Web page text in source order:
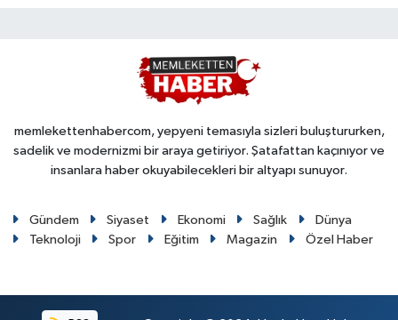
memlekettenhabercom, yepyeni temasıyla sizleri buluştururken,
sadelik ve modernizmi bir araya getiriyor. Şatafattan kaçınıyor ve
insanlara haber okuyabilecekleri bir altyapı sunuyor.
Gündem Siyaset Ekonomi Sağlık
Dünya
Teknoloji
Spor Eğitim Magazin Özel Haber